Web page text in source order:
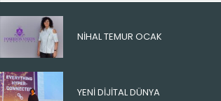
NIHAL TEMUR OCAK
YENI DIJITAL DÜNYA